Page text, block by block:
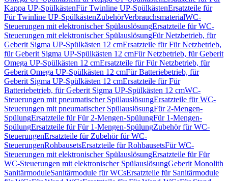
Kappa UP-SpülkästenFür Twinline UP-SpülkästenErsatzteile für
Für Twinline UP-SpülkästenZubehörVerbrauchsmaterialWC-
Steuerungen mit elektronischer SpülauslösungErsatzteile für WC-
Steuerungen mit elektronischer SpülauslösungFür Netzbetrieb, für
Geberit Sigma UP-Spülkästen 12 cmErsatzteile für Für Netzbetrieb,
für Geberit Sigma UP-Spülkästen 12 cmFür Netzbetrieb, für Geberit
Omega UP-Spülkästen 12 cmErsatzteile für Für Netzbetrieb, für
Geberit Omega UP-Spülkästen 12 cmFür Batteriebetrieb, für
Geberit Sigma UP-Spülkästen 12 cmErsatzteile für Für
Batteriebetrieb, für Geberit Sigma UP-Spülkästen 12 cmWC-
Steuerungen mit pneumatischer SpülauslösungErsatzteile für WC-
Steuerungen mit pneumatischer SpülauslösungFür 2-Mengen-
SpülungErsatzteile für Für 2-Mengen-SpülungFür 1-Mengen-
SpülungErsatzteile für Für 1-Mengen-SpülungZubehör für WC-
SteuerungenErsatzteile für Zubehör für WC-
SteuerungenRohbausetsErsatzteile für RohbausetsFür WC-
Steuerungen mit elektronischer SpülauslösungErsatzteile für Für
WC-Steuerungen mit elektronischer SpülauslösungGeberit Monolith
SanitärmoduleSanitärmodule für WCsErsatzteile für Sanitärmodule